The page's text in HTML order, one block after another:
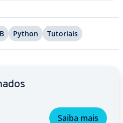
Python Tutoriais
Saiba mais